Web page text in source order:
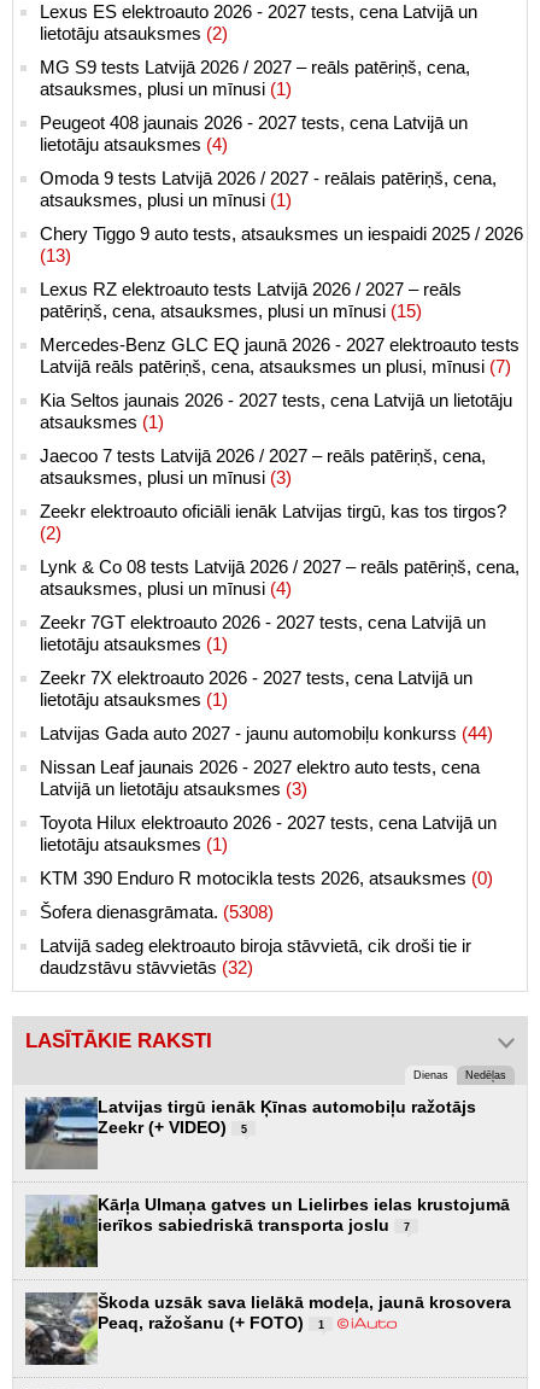
Lexus ES elektroauto 2026 - 2027 tests, cena Latvijā un
lietotāju atsauksmes (2)
MG S9 tests Latvijā 2026 / 2027 – reāls patēriņš, cena,
atsauksmes, plusi un mīnusi (1)
Peugeot 408 jaunais 2026 - 2027 tests, cena Latvijā un
lietotāju atsauksmes (4)
Omoda 9 tests Latvijā 2026 / 2027 - reālais patēriņš, cena,
atsauksmes, plusi un mīnusi (1)
Chery Tiggo 9 auto tests, atsauksmes un iespaidi 2025 / 2026
(13)
Lexus RZ elektroauto tests Latvijā 2026 / 2027 – reāls
patēriņš, cena, atsauksmes, plusi un mīnusi (15)
Mercedes-Benz GLC EQ jaunā 2026 - 2027 elektroauto tests
Latvijā reāls patēriņš, cena, atsauksmes un plusi, mīnusi (7)
Kia Seltos jaunais 2026 - 2027 tests, cena Latvijā un lietotāju
atsauksmes (1)
Jaecoo 7 tests Latvijā 2026 / 2027 – reāls patēriņš, cena,
atsauksmes, plusi un mīnusi (3)
Zeekr elektroauto oficiāli ienāk Latvijas tirgū, kas tos tirgos?
(2)
Lynk & Co 08 tests Latvijā 2026 / 2027 – reāls patēriņš, cena,
atsauksmes, plusi un mīnusi (4)
Zeekr 7GT elektroauto 2026 - 2027 tests, cena Latvijā un
lietotāju atsauksmes (1)
Zeekr 7X elektroauto 2026 - 2027 tests, cena Latvijā un
lietotāju atsauksmes (1)
Latvijas Gada auto 2027 - jaunu automobiļu konkurss (44)
Nissan Leaf jaunais 2026 - 2027 elektro auto tests, cena
Latvijā un lietotāju atsauksmes (3)
Toyota Hilux elektroauto 2026 - 2027 tests, cena Latvijā un
lietotāju atsauksmes (1)
KTM 390 Enduro R motocikla tests 2026, atsauksmes (0)
Šofera dienasgrāmata. (5308)
Latvijā sadeg elektroauto biroja stāvvietā, cik droši tie ir
daudzstāvu stāvvietās (32)
LASĪTĀKIE RAKSTI
Dienas Nedēļas
Latvijas tirgū ienāk Ķīnas automobiļu ražotājs
Zeekr (+ VIDEO)
5
Kārļa Ulmaņa gatves un Lielirbes ielas krustojumā
ierīkos sabiedriskā transporta joslu
7
Škoda uzsāk sava lielākā modeļa, jaunā krosovera
Peaq, ražošanu (+ FOTO)
1